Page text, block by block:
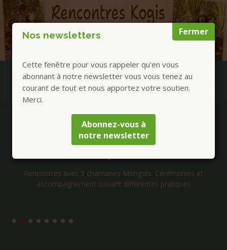
Fermer
Nos newsletters
Cette fenêtre pour vous rappeler qu'en vous
abonnant à notre newsletter vous vous tenez au
courant de tout et nous apportez votre soutien.
Merci.
Abonnez-vous à
notre newsletter
Publications à la Une !
Séjours Mongolie chamanique été 2026 avec
Rencontres avec 5 chamanes Mongols. Cérémonies et
accompagnement suivant différentes pratiques